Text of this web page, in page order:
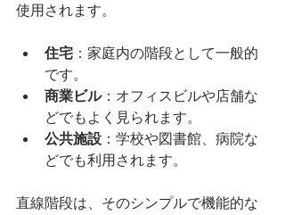
使用されます。
住宅 ：家庭内の階段として一般的
です。
商業ビル：オフィスビルや店舗な
どでもよく見られます。
公共施設：学校や図書館、病院な
どでも利用されます。
直線階段は、そのシンプルで機能的な